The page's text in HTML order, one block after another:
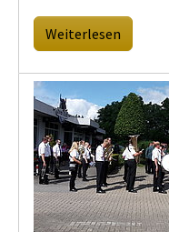
Weiterlesen